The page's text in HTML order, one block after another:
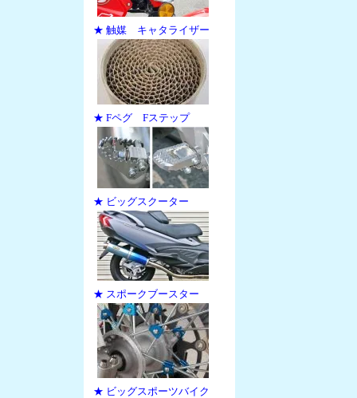
★ 触媒 キャタライザー
★ Fペグ Fステップ
★ ビッグスクーター
★ スポークブースター
★ ビッグスポーツバイク